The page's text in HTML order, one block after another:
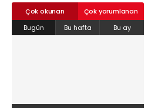
Çok okunan
Çok yorumlanan
Bugün
Bu hafta Bu ay